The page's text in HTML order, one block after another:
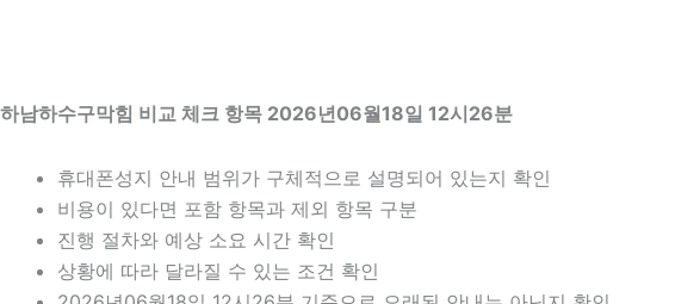
하남하수구막힘 비교 체크 항목 2026년06월18일 12시26분
휴대폰성지 안내 범위가 구체적으로 설명되어 있는지 확인
비용이 있다면 포함 항목과 제외 항목 구분
진행 절차와 예상 소요 시간 확인
상황에 따라 달라질 수 있는 조건 확인